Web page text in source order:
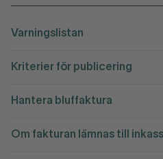
Varningslistan
Kriterier för publicering
Hantera bluffaktura
Om fakturan lämnas till